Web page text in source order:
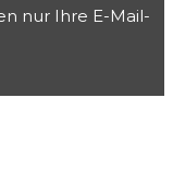
nur Ihre E-Mail-